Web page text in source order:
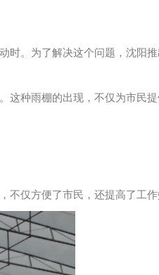
。为了解决这个问题，沈阳推
这种雨棚的出现，不仅为市民
仅方便了市民，还提高了工作